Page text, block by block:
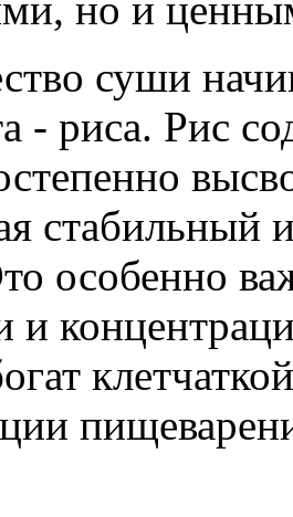
но и
суши
- риса. Рис
стабильный
особенно
и